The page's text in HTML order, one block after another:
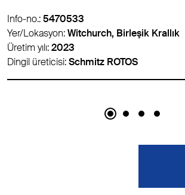
Info-no.:5488786
Yer/Lokasyon:Panevėžys, Litvanya
Üretim yılı:2012
Dingil üreticisi:BPW